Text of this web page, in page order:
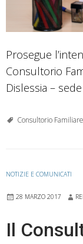
Prosegue
Consultorio
Dislessia –
Consultorio
NOTIZIE E COMUNICATI
28 MARZO 2017
Il